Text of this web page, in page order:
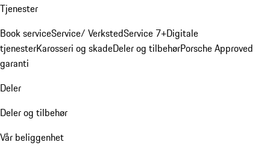
Tjenester
Book serviceService/ VerkstedService 7+Digitale
tjenesterKarosseri og skadeDeler og tilbehørPorsche Approved
garanti
Deler
Deler og tilbehør
Vår beliggenhet